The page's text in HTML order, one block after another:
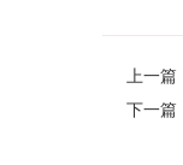
上一篇
下一篇